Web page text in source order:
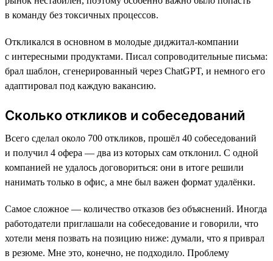
в команду без токсичных процессов.
Откликался в основном в молодые диджитал-компании
с интересными продуктами. Писал сопроводительные письма:
брал шаблон, сгенерированный через ChatGPT, и немного его
адаптировал под каждую вакансию.
Сколько откликов и собеседований
Всего сделал около 700 откликов, прошёл 40 собеседований
и получил 4 офера — два из которых сам отклонил. С одной
компанией не удалось договориться: они в итоге решили
нанимать только в офис, а мне был важен формат удалёнки.
Самое сложное — количество отказов без объяснений. Иногда
работодатели приглашали на собеседование и говорили, что
хотели меня позвать на позицию ниже: думали, что я приврал
в резюме. Мне это, конечно, не подходило. Проблему